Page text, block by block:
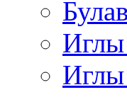
Иглы